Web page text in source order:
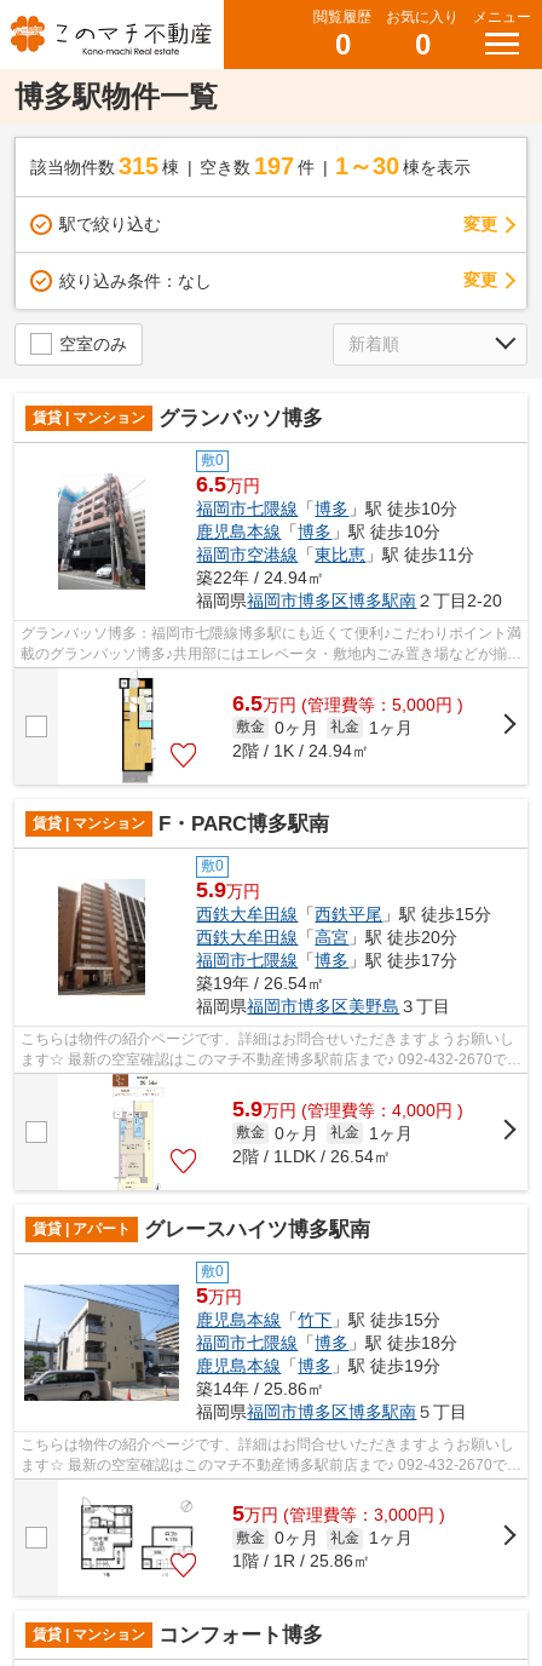
閲覧履歴
0
お気に入り
0
メニュー
博多駅物件一覧
該当物件数 315棟 空き数 197 件 1～30 棟を表示
駅で絞り込む 変更
絞り込み条件： なし 変更
空室のみ
賃貸 | マンション グランバッソ博多
敷0
6.5万円
福岡市七隈線 「博多 」駅 徒歩10分
鹿児島本線 「博多 」駅 徒歩10分
福岡市空港線 「東比恵 」駅 徒歩11分
築22年 / 24.94㎡
福岡県福岡市博多区博多駅南２丁目2-20
グランバッソ博多：福岡市七隈線博多駅にも近くて便利♪こだわりポイント満
載のグランバッソ博多♪共用部にはエレベータ・敷地内ごみ置き場などが揃っ
ており、とても充実しています♪2駅...
6.5万円 (管理費等：5,000円 )
敷金 0ヶ月 礼金
1ヶ月
2階 / 1K / 24.94㎡
賃貸 | マンション F・PARC博多駅南
敷0
5.9万円
西鉄大牟田線 「西鉄平尾 」駅 徒歩15分
西鉄大牟田線 「高宮 」駅 徒歩20分
福岡市七隈線 「博多 」駅 徒歩17分
築19年 / 26.54㎡
福岡県福岡市博多区美野島 ３丁目
こちらは物件の紹介ページです、詳細はお問合せいただきますようお願いし
ます☆ 最新の空室確認はこのマチ不動産博多駅前店まで♪ 092-432-2670で
す！迅速に対応致します！！！！！♪
5.9万円 (管理費等：4,000円 )
敷金 0ヶ月 礼金
1ヶ月
2階 / 1LDK / 26.54㎡
賃貸 | アパート グレースハイツ博多駅南
敷0
5万円
鹿児島本線 「竹下 」駅 徒歩15分
福岡市七隈線 「博多 」駅 徒歩18分
鹿児島本線 「博多 」駅 徒歩19分
築14年 / 25.86㎡
福岡県福岡市博多区博多駅南５丁目
こちらは物件の紹介ページです、詳細はお問合せいただきますようお願いし
ます☆ 最新の空室確認はこのマチ不動産博多駅前店まで♪ 092-432-2670で
す！迅速に対応致します！！！！！♪
5万円 (管理費等：3,000円 )
敷金 0ヶ月 礼金
1ヶ月
1階 / 1R / 25.86㎡
賃貸 | マンション コンフォート博多